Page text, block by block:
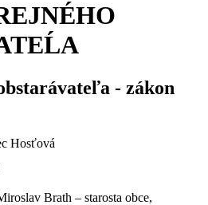
- zákon
Hosťová
Brath – starosta obce,